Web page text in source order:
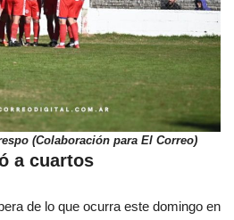
(Colaboración para El Correo)
a cuartos
de lo que ocurra este domingo en